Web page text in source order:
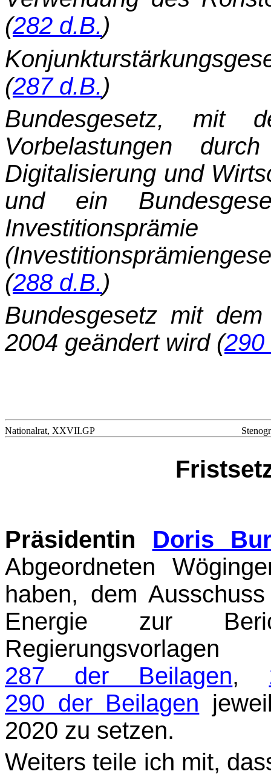
(282 d.B.)
(287 d.B.)
Bundesgesetz, mit
Vorbelastungen
Digitalisierung und
und ein
(288 d.B.)
Bundesgesetz mit
2004 geändert wird (290
Nationalrat, XXVII.GP
Präsidentin Doris
Abgeordneten
haben, dem
Energie zur
287 der Beilagen,
290 der Beilagen
2020 zu setzen.
Weiters teile ich mit,